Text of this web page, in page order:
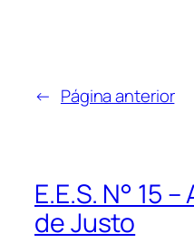
← Página anterior
E.E.S. N° 15
de Justo